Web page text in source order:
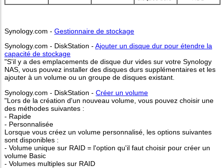
Synology.com - Gestionnaire de stockage
Synology.com - DiskStation - Ajouter un disque dur pour étendre la
capacité de stockage
"S'il y a des emplacements de disque dur vides sur votre Synology
NAS, vous pouvez installer des disques durs supplémentaires et les
ajouter à un volume ou un groupe de disques existant.
Synology.com - DiskStation - Créer un volume
"Lors de la création d'un nouveau volume, vous pouvez choisir une
des méthodes suivantes :
- Rapide
- Personnalisée
Lorsque vous créez un volume personnalisé, les options suivantes
sont disponibles :
- Volume unique sur RAID = l'option qu'il faut choisir pour créer un
volume Basic
- Volumes multiples sur RAID